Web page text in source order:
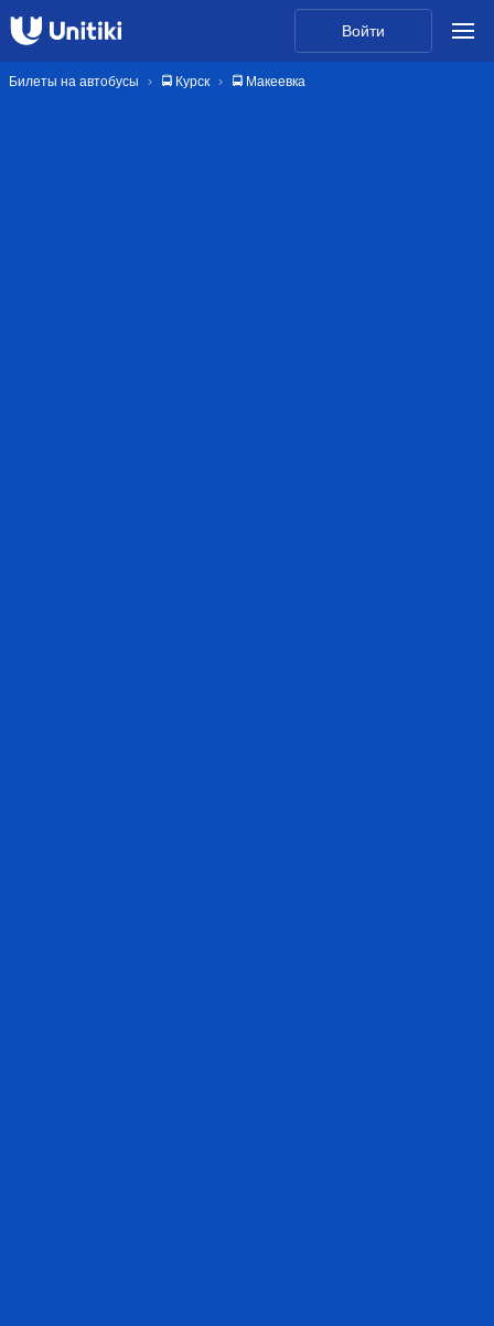
Войти
Билеты на автобусы 🚍 Курск 🚍 Макеевка